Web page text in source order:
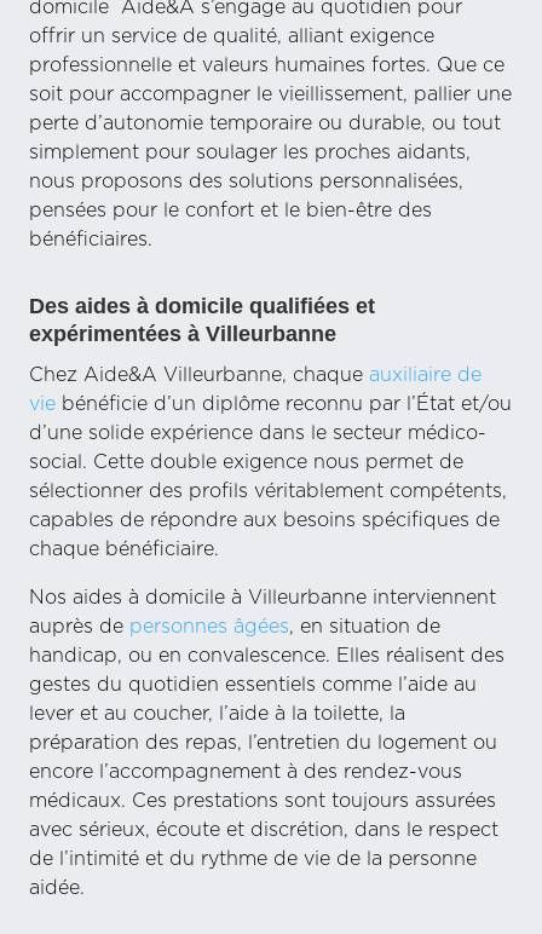
domicile Aide&A s’engage au quotidien pour
offrir un service de qualité, alliant exigence
professionnelle et valeurs humaines fortes. Que ce
soit pour accompagner le vieillissement, pallier une
perte d’autonomie temporaire ou durable, ou tout
simplement pour soulager les proches aidants,
nous proposons des solutions personnalisées,
pensées pour le confort et le bien-être des
bénéficiaires.
Des aides à domicile qualifiées et
expérimentées à Villeurbanne
Chez Aide&A Villeurbanne, chaque auxiliaire de
vie bénéficie d’un diplôme reconnu par l’État et/ou
d’une solide expérience dans le secteur médico-
social. Cette double exigence nous permet de
sélectionner des profils véritablement compétents,
capables de répondre aux besoins spécifiques de
chaque bénéficiaire.
Nos aides à domicile à Villeurbanne interviennent
auprès de personnes âgées, en situation de
handicap, ou en convalescence. Elles réalisent des
gestes du quotidien essentiels comme l’aide au
lever et au coucher, l’aide à la toilette, la
préparation des repas, l’entretien du logement ou
encore l’accompagnement à des rendez-vous
médicaux. Ces prestations sont toujours assurées
avec sérieux, écoute et discrétion, dans le respect
de l’intimité et du rythme de vie de la personne
aidée.